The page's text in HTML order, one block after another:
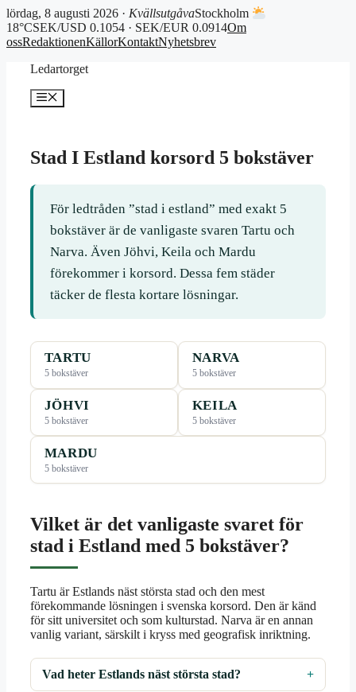
lördag, 8 augusti 2026 · KvällsutgåvaStockholm
18°CSEK/USD 0.1054 · SEK/EUR 0.0914Om
ossRedaktionenKällorKontaktNyhetsbrev
Ledartorget
Meny
Stad I Estland korsord 5 bokstäver
För ledtråden ”stad i estland” med exakt 5
bokstäver är de vanligaste svaren Tartu och
Narva. Även Jöhvi, Keila och Mardu
förekommer i korsord. Dessa fem städer
täcker de flesta kortare lösningar.
TARTU
5 bokstäver
NARVA
5 bokstäver
JÖHVI
5 bokstäver
KEILA
5 bokstäver
MARDU
5 bokstäver
Vilket är det vanligaste svaret för
stad i Estland med 5 bokstäver?
Tartu är Estlands näst största stad och den mest
förekommande lösningen i svenska korsord. Den är känd
för sitt universitet och som kulturstad. Narva är en annan
vanlig variant, särskilt i kryss med geografisk inriktning.
Vad heter Estlands näst största stad?